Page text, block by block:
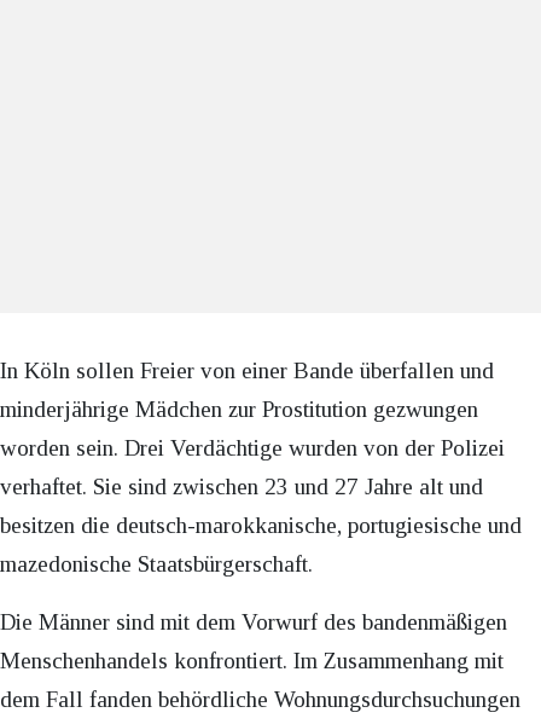
In Köln sollen Freier von einer Bande überfallen und
minderjährige Mädchen zur Prostitution gezwungen
worden sein. Drei Verdächtige wurden von der Polizei
verhaftet. Sie sind zwischen 23 und 27 Jahre alt und
besitzen die deutsch-marokkanische, portugiesische und
mazedonische Staatsbürgerschaft.
Die Männer sind mit dem Vorwurf des bandenmäßigen
Menschenhandels konfrontiert. Im Zusammenhang mit
dem Fall fanden behördliche Wohnungsdurchsuchungen